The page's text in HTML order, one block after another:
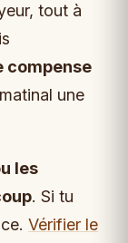
tout à
compense
une
les
. Si tu
Vérifier le